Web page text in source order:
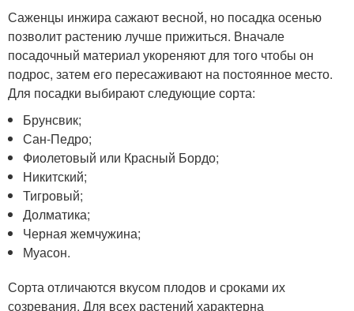
Саженцы инжира сажают весной, но посадка осенью
позволит растению лучше прижиться. Вначале
посадочный материал укореняют для того чтобы он
подрос, затем его пересаживают на постоянное место.
Для посадки выбирают следующие сорта:
Брунсвик;
Сан-Педро;
Фиолетовый или Красный Бордо;
Никитский;
Тигровый;
Долматика;
Черная жемчужина;
Муасон.
Сорта отличаются вкусом плодов и сроками их
созревания. Для всех растений характерна